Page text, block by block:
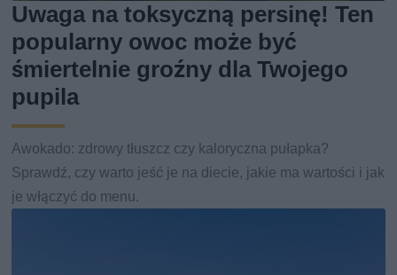
Uwaga na toksyczną persinę! Ten
popularny owoc może być
śmiertelnie groźny dla Twojego
pupila
Awokado: zdrowy tłuszcz czy kaloryczna pułapka?
Sprawdź, czy warto jeść je na diecie, jakie ma wartości i jak
je włączyć do menu.